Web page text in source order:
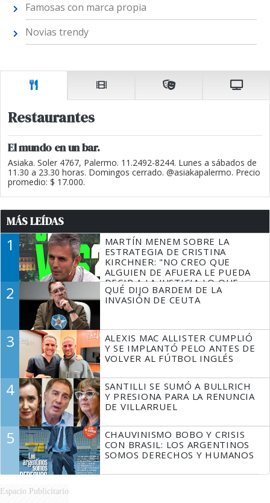
Famosas con marca propia
Novias trendy
Restaurantes
El mundo en un bar.
Asiaka. Soler 4767, Palermo. 11.2492-8244. Lunes a sábados de
11.30 a 23.30 horas. Domingos cerrado. @asiakapalermo. Precio
promedio: $ 17.000.
MÁS LEÍDAS
1
MARTÍN MENEM SOBRE LA
ESTRATEGIA DE CRISTINA
KIRCHNER: "NO CREO QUE
ALGUIEN DE AFUERA LE PUEDA
DECIR A LA JUSTICIA LO QUE
TIENE QUE HACER"
2
QUÉ DIJO BARDEM DE LA
INVASIÓN DE CEUTA
3
ALEXIS MAC ALLISTER CUMPLIÓ
Y SE IMPLANTÓ PELO ANTES DE
VOLVER AL FÚTBOL INGLÉS
4
SANTILLI SE SUMÓ A BULLRICH
Y PRESIONA PARA LA RENUNCIA
DE VILLARRUEL
5
CHAUVINISMO BOBO Y CRISIS
CON BRASIL: LOS ARGENTINOS
SOMOS DERECHOS Y HUMANOS
Espacio Publicitario